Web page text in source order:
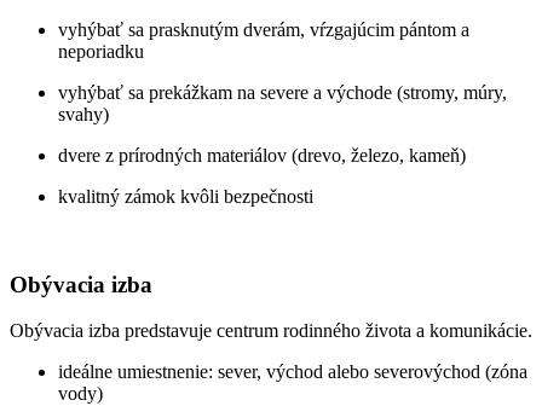
vyhýbať sa prasknutým dverám, vŕzgajúcim pántom a
neporiadku
vyhýbať sa prekážkam na severe a východe (stromy, múry,
svahy)
dvere z prírodných materiálov (drevo, železo, kameň)
kvalitný zámok kvôli bezpečnosti
Obývacia izba
Obývacia izba predstavuje centrum rodinného života a komunikácie.
ideálne umiestnenie: sever, východ alebo severovýchod (zóna
vody)